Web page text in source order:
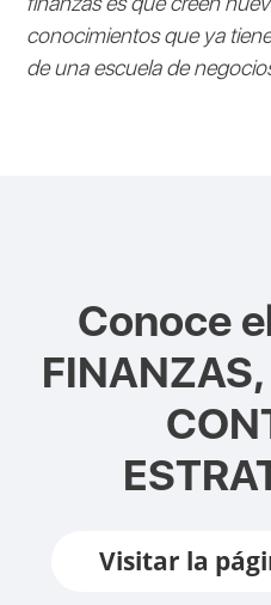
conocimientos que ya
de una escuela de
Conoce
Visitar la